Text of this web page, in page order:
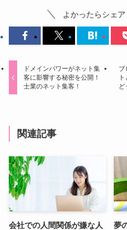
よかったらシェア
ドメインパワーがネット集
客に影響する秘密を公開！
士業のネット集客！
ブ
ど
関連記事
会社での人間関係が嫌な人 夢